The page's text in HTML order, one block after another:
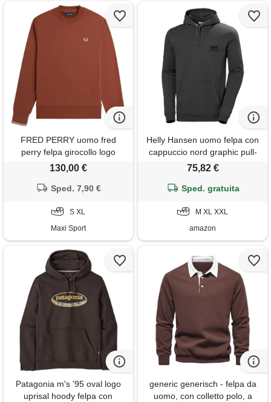
FRED PERRY uomo fred
perry felpa girocollo logo
130,00 €
Sped. 7,90 €
S XL
Maxi Sport
Helly Hansen uomo felpa con
cappuccio nord graphic pull-
on, ebano 2, 2xl
75,82 €
Sped. gratuita
M XL XXL
amazon
Patagonia m's '95 oval logo
uprisal hoody felpa con
generic generisch - felpa da
uomo, con colletto polo, a